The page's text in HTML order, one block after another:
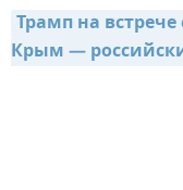
Трамп на
Крым —